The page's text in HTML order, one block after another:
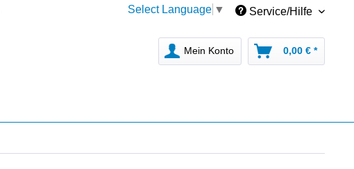
Select Language ▼ Service/Hilfe
Mein Konto 0,00 € *